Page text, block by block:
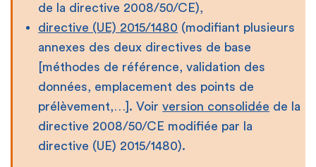
de la directive 2008/50/CE),
directive (UE) 2015/1480 (modifiant plusieurs
annexes des deux directives de base
[méthodes de référence, validation des
données, emplacement des points de
prélèvement,…]. Voirversion consolidée de la
directive 2008/50/CE modifiée par la
directive (UE) 2015/1480).